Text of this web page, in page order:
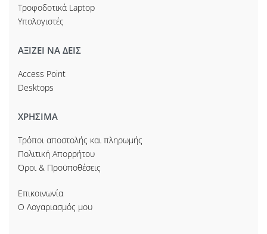
Τροφοδοτικά Laptop
Υπολογιστές
ΑΞΙΖΕΙ ΝΑ ΔΕΙΣ
Access Point
Desktops
ΧΡΗΣΙΜΑ
Τρόποι αποστολής και πληρωμής
Πολιτική Απορρήτου
Όροι & Προϋποθέσεις
Επικοινωνία
Ο Λογαριασμός μου